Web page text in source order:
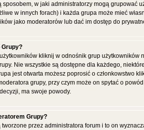
sposobem, w jaki administratorzy mogą grupować
w innych forach) i każda grupa może mieć
jako moderatorów lub dać im dostęp do
Grupy?
kliknij w odnośnik grup
Nie wszystkie są dostępne dla każdego,
jest otwarta możesz poprosić o członkowstwo
grupy, przy czym może on spytać o
ma swoje powody.
Grupy?
przez administratora forum i to on